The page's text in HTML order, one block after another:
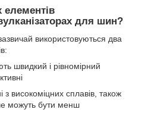
елементів
для шин?
використовуються два
швидкий і рівномірний
з високоміцних сплавів, також
можуть бути менш